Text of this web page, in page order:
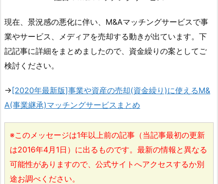
現在、景況感の悪化に伴い、M&Aマッチングサービスで事
業やサービス、メディアを売却する動きが出ています。下
記記事に詳細をまとめましたので、資金繰りの案としてご
検討ください。
→[2020年最新版]事業や資産の売却(資金繰り)に使えるM&
A(事業継承)マッチングサービスまとめ
※このメッセージは1年以上前の記事（当記事最初の更新
は2016年4月1日）に出るものです。最新の情報と異なる
可能性がありますので、公式サイトへアクセスするか別
途お調べください。